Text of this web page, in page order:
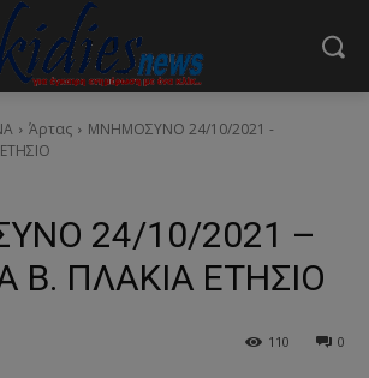
Άρτας
ΜΝΗΜΟΣΥΝΟ 24/10/2021 -
24/10/2021 –
Β. ΠΛΑΚΙΑ ΕΤΗΣΙΟ
0
110